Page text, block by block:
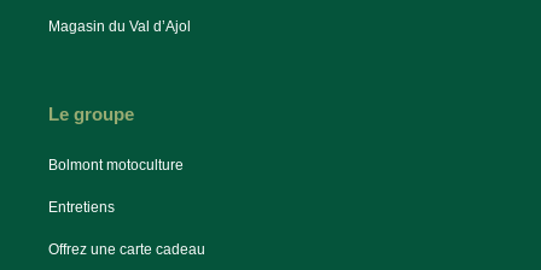
Magasin du Val d’Ajol
Le groupe
Bolmont motoculture
Entretiens
Offrez une carte cadeau